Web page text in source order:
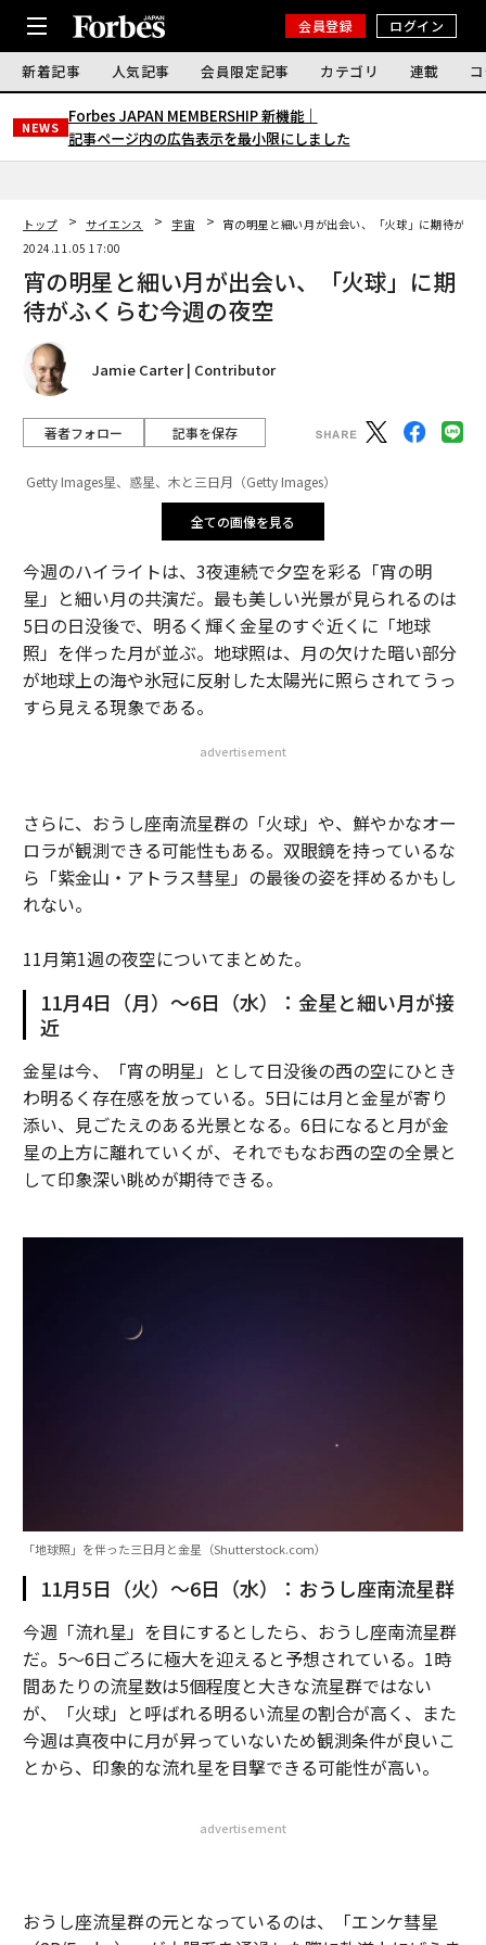
会員登録 ログイン
新着記事 人気記事 会員限定記事 カテゴリ 連載
NEWS
Forbes JAPAN MEMBERSHIP 新機能｜
記事ページ内の広告表示を最小限にしました
トップ サイエンス 宇宙
宵の明星と細い月が出会い、「火球」に期待がふ
2024.11.05 17:00
宵の明星と細い月が出会い、「火球」に期
待がふくらむ今週の夜空
Jamie Carter | Contributor
著者フォロー 記事を保存
Getty Images星、惑星、木と三日月（Getty Images）
全ての画像を見る
今週のハイライトは、3夜連続で夕空を彩る「宵の明
星」と細い月の共演だ。最も美しい光景が見られるのは
5日の日没後で、明るく輝く金星のすぐ近くに「地球
照」を伴った月が並ぶ。地球照は、月の欠けた暗い部分
が地球上の海や氷冠に反射した太陽光に照らされてうっ
すら見える現象である。
advertisement
さらに、おうし座南流星群の「火球」や、鮮やかなオー
ロラが観測できる可能性もある。双眼鏡を持っているな
ら「紫金山・アトラス彗星」の最後の姿を拝めるかもし
れない。
11月第1週の夜空についてまとめた。
11月4日（月）～6日（水）：金星と細い月が接
近
金星は今、「宵の明星」として日没後の西の空にひとき
わ明るく存在感を放っている。5日には月と金星が寄り
添い、見ごたえのある光景となる。6日になると月が金
星の上方に離れていくが、それでもなお西の空の全景と
して印象深い眺めが期待できる。
「地球照」を伴った三日月と金星（Shutterstock.com）
11月5日（火）～6日（水）：おうし座南流星群
今週「流れ星」を目にするとしたら、おうし座南流星群
だ。5～6日ごろに極大を迎えると予想されている。1時
間あたりの流星数は5個程度と大きな流星群ではない
が、「火球」と呼ばれる明るい流星の割合が高く、また
今週は真夜中に月が昇っていないため観測条件が良いこ
とから、印象的な流れ星を目撃できる可能性が高い。
advertisement
おうし座流星群の元となっているのは、「エンケ彗星